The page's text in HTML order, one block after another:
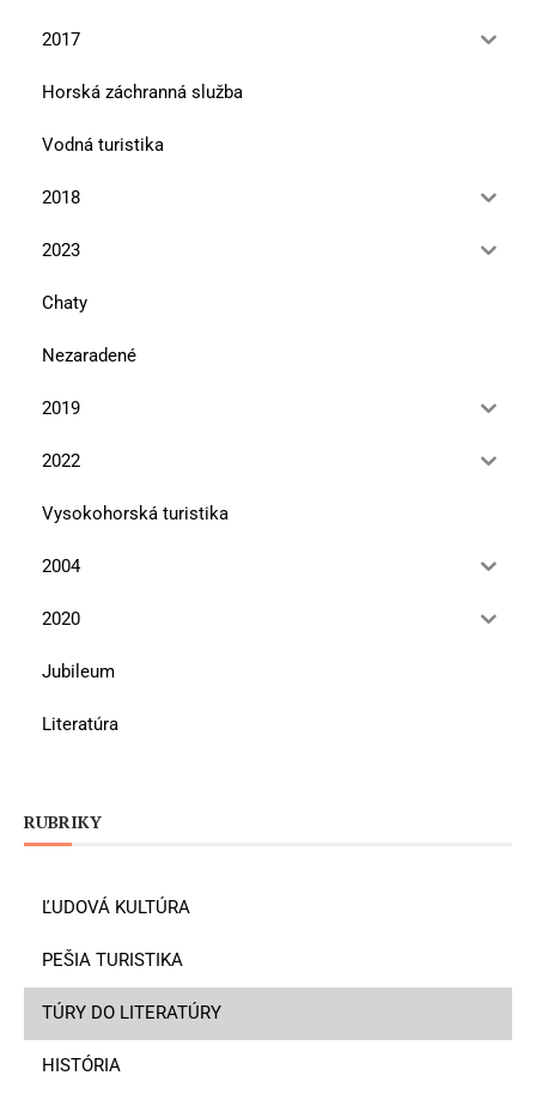
2017
Horská záchranná služba
Vodná turistika
2018
2023
Chaty
Nezaradené
2019
2022
Vysokohorská turistika
2004
2020
Jubileum
Literatúra
RUBRIKY
ĽUDOVÁ KULTÚRA
PEŠIA TURISTIKA
TÚRY DO LITERATÚRY
HISTÓRIA